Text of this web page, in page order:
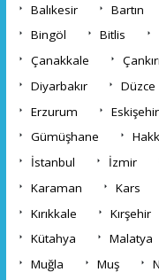
Balıkesir
Bartın
Bingöl
Bitlis
Çanakkale
Çankırı
Diyarbakır
Düzce
Erzurum
Eskişehir
Gümüşhane
İstanbul
İzmir
Karaman
Kars
Kırıkkale
Kırşehir
Kütahya
Malatya
Muğla
Muş